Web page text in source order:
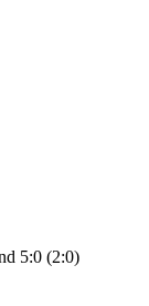
5:0 (2:0)